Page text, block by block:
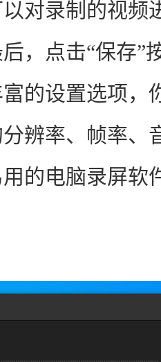
对录制的视频
，点击“保存”
的设置选项，
辨率、帧率、
的电脑录屏软